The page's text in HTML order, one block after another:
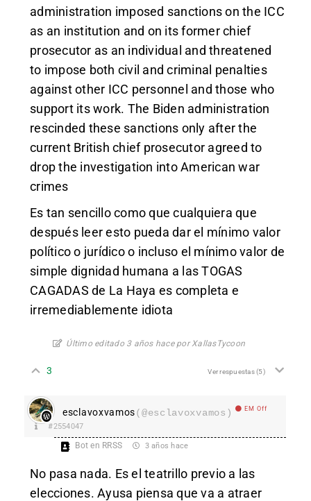
administration imposed sanctions on the ICC
as an institution and on its former chief
prosecutor as an individual and threatened
to impose both civil and criminal penalties
against other ICC personnel and those who
support its work. The Biden administration
rescinded these sanctions only after the
current British chief prosecutor agreed to
drop the investigation into American war
crimes
Es tan sencillo como que cualquiera que
después leer esto pueda dar el mínimo valor
político o jurídico o incluso el mínimo valor de
simple dignidad humana a las TOGAS
CAGADAS de La Haya es completa e
irremediablemente idiota
Último editado 3 años hace por XallasTycoon
3 Ver respuestas(5)
esclavoxvamos(@esclavoxvamos) EM Off
#2554047
Bot en RRSS 3 años hace
No pasa nada. Es el teatrillo previo a las
elecciones. Ayusa piensa que va a atraer